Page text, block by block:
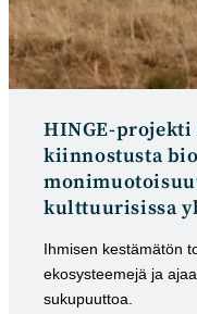
HINGE-
kiinnostusta
kulttuurisissa
Ihmisen kestämätön
ekosysteemejä ja
sukupuuttoa.